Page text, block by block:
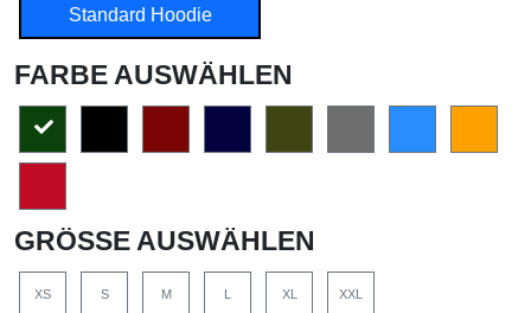
Standard Hoodie
FARBE AUSWÄHLEN
GRÖSSE AUSWÄHLEN
XS S M L XL XXL